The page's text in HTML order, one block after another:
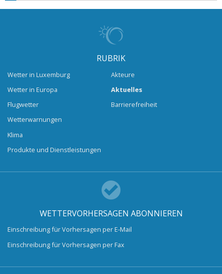
RUBRIK
Wetter in Luxemburg
Wetter in Europa
Flugwetter
Wetterwarnungen
Klima
Produkte und Dienstleistungen
Akteure
Aktuelles
Barrierefreiheit
WETTERVORHERSAGEN ABONNIEREN
Einschreibung für Vorhersagen per E-Mail
Einschreibung für Vorhersagen per Fax